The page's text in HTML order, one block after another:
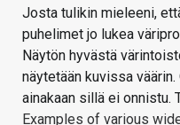
Josta tulikin mieleeni,
puhelimet jo lukea
Näytön hyvästä
näytetään kuvissa
ainakaan sillä ei onnistu.
Examples of various